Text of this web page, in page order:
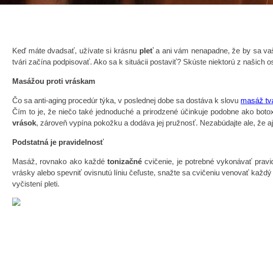
Keď máte dvadsať, užívate si krásnu pleťa ani vám nenapadne, že by sa
tvári začína podpisovať. Ako sa k situácii postaviť? Skúste niektorú z našich
Masážou proti vráskam
Čo sa anti-aging procedúr týka, v poslednej dobe sa dostáva k slovu masáž
Čím to je, že niečo také jednoduché a prirodzené účinkuje podobne ako
vrások, zároveň vypína pokožku a dodáva jej pružnosť. Nezabúdajte ale, že
Podstatná je pravidelnosť
Masáž, rovnako ako každé tonizačnécvičenie, je potrebné vykonávať
vrásky alebo spevniť ovisnutú líniu čeľuste, snažte sa cvičeniu venovať
vyčistení pleti.